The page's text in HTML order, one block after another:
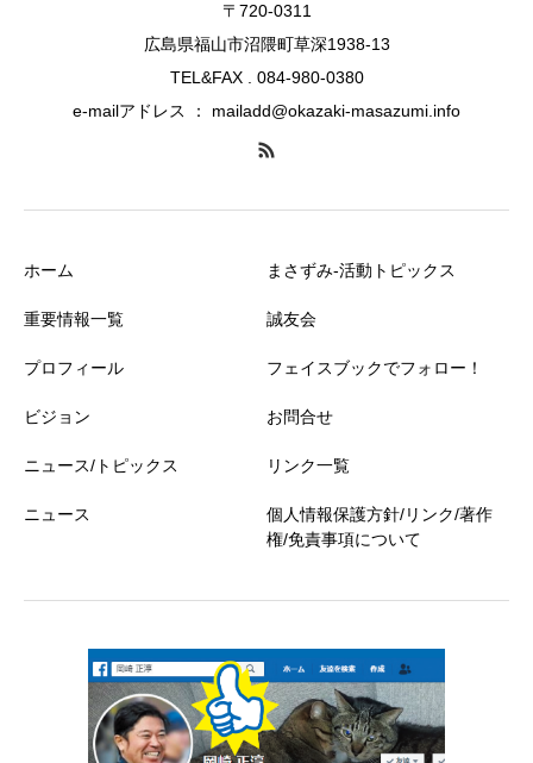
〒720-0311
広島県福山市沼隈町草深1938-13
TEL&FAX . 084-980-0380
e-mailアドレス ： mailadd@okazaki-masazumi.info
ホーム
重要情報一覧
プロフィール
ビジョン
ニュース/トピックス
ニュース
まさずみ-活動トピックス
誠友会
フェイスブックでフォロー！
お問合せ
リンク一覧
個人情報保護方針/リンク/著作
権/免責事項について